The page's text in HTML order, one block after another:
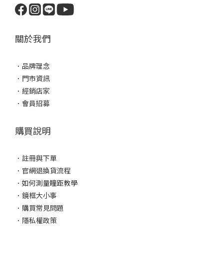
關於我們
． 品牌理念
． 門市資訊
． 經銷店家
． 會員招募
購買說明
． 註冊與下單
． 官網退換貨流程
． 如何測量瞳距教學
． 鏡框大小事
． 購買常見問題
． 隱私權政策